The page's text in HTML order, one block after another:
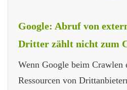
Google: Abruf von
Dritter zählt nicht zum
Wenn Google beim Crawlen
Ressourcen von